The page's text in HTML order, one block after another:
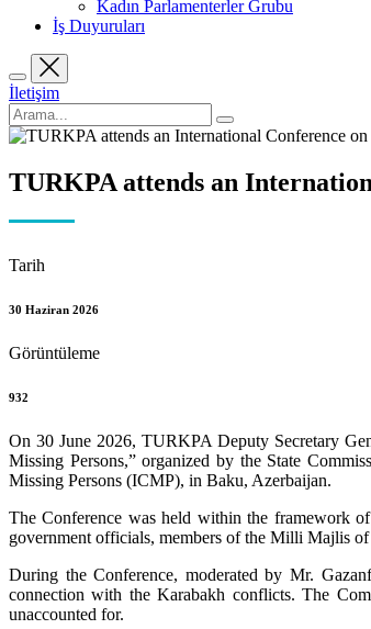
Kadın Parlamenterler Grubu
İş Duyuruları
İletişim
TURKPA attends an
Tarih
30 Haziran 2026
Görüntüleme
932
On 30 June 2026, TURKPA Deputy Secretary
Missing Persons,” organized by the State
Missing Persons (ICMP), in Baku, Azerbaijan.
The Conference was held within the framework
government officials, members of the Milli Majlis
During the Conference, moderated by Mr.
connection with the Karabakh conflicts. The
unaccounted for.